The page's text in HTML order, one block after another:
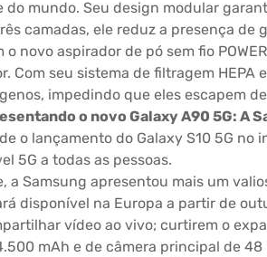
do mundo. Seu design modular
camadas, ele reduz a presença de
o novo aspirador de pó sem fio
Com seu sistema de filtragem
impedindo que eles escapem
o novo Galaxy A90 5G: A
o lançamento do Galaxy S10 5G
5G a todas as pessoas.
a Samsung apresentou mais um
disponível na Europa a partir de
vídeo ao vivo; curtirem o
mAh e de câmera principal de